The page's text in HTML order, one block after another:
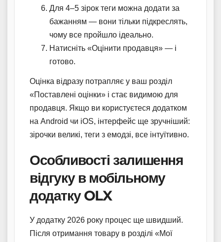
Для 4–5 зірок теги можна додати за
бажанням — вони тільки підкреслять,
чому все пройшло ідеально.
Натисніть «Оцінити продавця» — і
готово.
Оцінка відразу потрапляє у ваш розділ
«Поставлені оцінки» і стає видимою для
продавця. Якщо ви користуєтеся додатком
на Android чи iOS, інтерфейс ще зручніший:
зірочки великі, теги з емодзі, все інтуїтивно.
Особливості залишення
відгуку в мобільному
додатку OLX
У додатку 2026 року процес ще швидший.
Після отримання товару в розділі «Мої